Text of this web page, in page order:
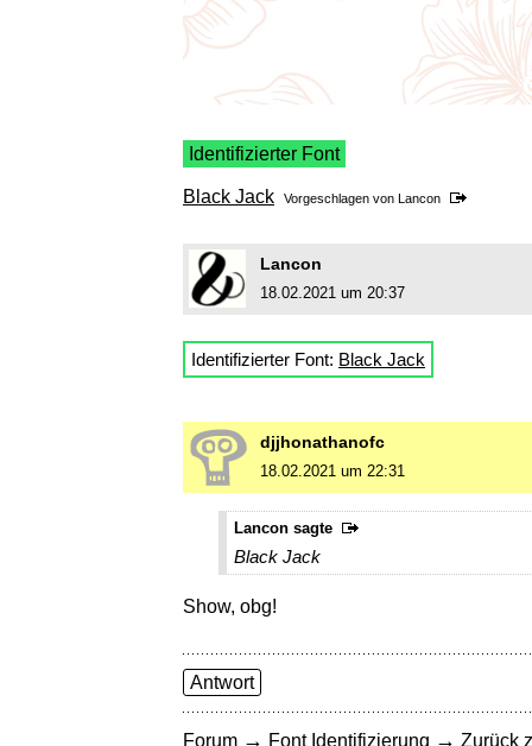
Identifizierter Font
Black Jack Vorgeschlagen von Lancon
Lancon
18.02.2021 um 20:37
Identifizierter Font: Black Jack
djjhonathanofc
18.02.2021 um 22:31
Lancon sagte
Black Jack
Show, obg!
Antwort
Forum → Font Identifizierung → Zurück